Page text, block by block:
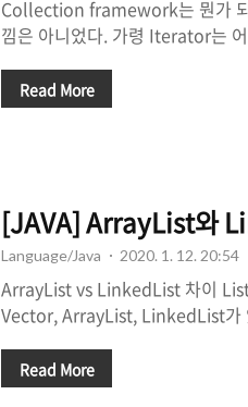
Collection framework는 뭔가 되
낌은 아니었다. 가령 Iterator는
고 한다. 1. Iterable 이란 무엇
이스의 계층구조는 알고 있었지
Read More
[JAVA] ArrayList와
Language/Java 2020. 1. 12. 20:54
ArrayList vs LinkedList 차이
Vector, ArrayList, LinkedList가
순서를 유지하며 인덱스로 원소
은 크기가 지정되면 고정되지만
Read More